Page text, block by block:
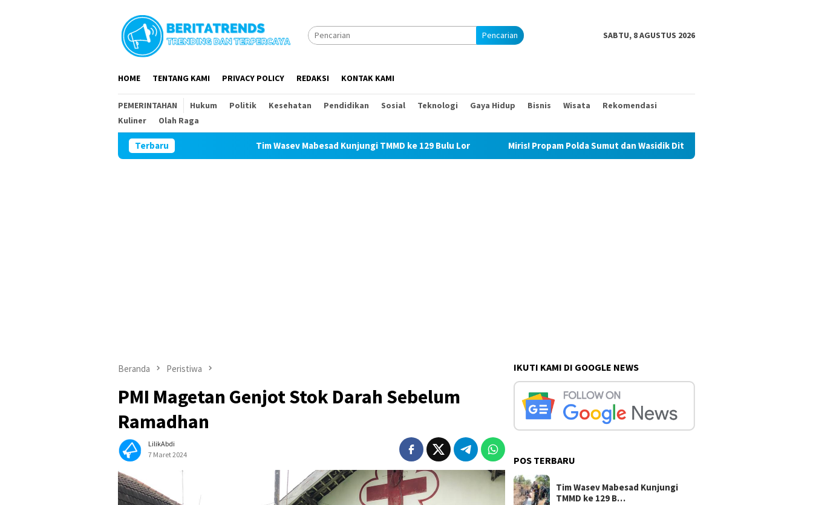
Pencarian SABTU, 8 AGUSTUS 2026
HOME TENTANG KAMI PRIVACY POLICY REDAKSI KONTAK KAMI
PEMERINTAHAN Hukum Politik Kesehatan Pendidikan Sosial Teknologi Gaya Hidup Bisnis Wisata
Rekomendasi
Kuliner
Olah Raga
Terbaru Tim Wasev Mabesad Kunjungi TMMD ke 129 Bulu Lor Miris! Propam Polda Sumut dan Wasidik Ditreskrimum Diduga Permainkan Masyarakat
Beranda Peristiwa
PMI Magetan Genjot Stok Darah Sebelum
Ramadhan
LilikAbdi
7 Maret 2024
IKUTI KAMI DI GOOGLE NEWS
POS TERBARU
Tim Wasev Mabesad Kunjungi
TMMD ke 129 B…